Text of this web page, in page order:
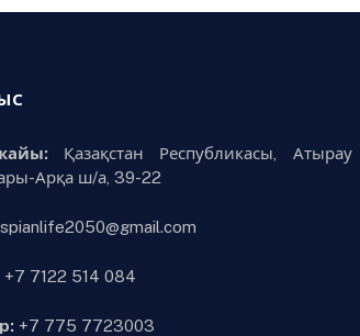
Қазақстан Республикасы, Атырау
Арқа ш/а, 39-22
+7 7122 514 084
+7 775 7723003